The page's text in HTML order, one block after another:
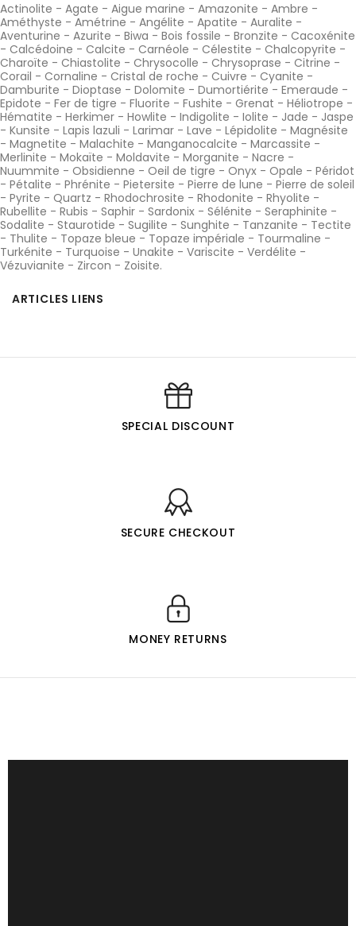
Actinolite - Agate - Aigue marine - Amazonite - Ambre -
Améthyste - Amétrine - Angélite - Apatite - Auralite -
Aventurine - Azurite - Biwa - Bois fossile - Bronzite - Cacoxénite
- Calcédoine - Calcite - Carnéole - Célestite - Chalcopyrite -
Charoïte - Chiastolite - Chrysocolle - Chrysoprase - Citrine -
Corail - Cornaline - Cristal de roche - Cuivre - Cyanite -
Damburite - Dioptase - Dolomite - Dumortiérite - Emeraude -
Epidote - Fer de tigre - Fluorite - Fushite - Grenat - Héliotrope -
Hématite - Herkimer - Howlite - Indigolite - Iolite - Jade - Jaspe
- Kunsite - Lapis lazuli - Larimar - Lave - Lépidolite - Magnésite
- Magnetite - Malachite - Manganocalcite - Marcassite -
Merlinite - Mokaïte - Moldavite - Morganite - Nacre -
Nuummite - Obsidienne - Oeil de tigre - Onyx - Opale - Péridot
- Pétalite - Phrénite - Pietersite - Pierre de lune - Pierre de soleil
- Pyrite - Quartz - Rhodochrosite - Rhodonite - Rhyolite -
Rubellite - Rubis - Saphir - Sardonix - Sélénite - Seraphinite -
Sodalite - Staurotide - Sugilite - Sunghite - Tanzanite - Tectite
- Thulite - Topaze bleue - Topaze impériale - Tourmaline -
Turkénite - Turquoise - Unakite - Variscite - Verdélite -
Vézuvianite - Zircon - Zoisite.
ARTICLES LIENS
SPECIAL DISCOUNT
SECURE CHECKOUT
MONEY RETURNS